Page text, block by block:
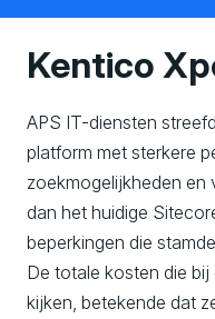
Kentico
APS IT-diensten
platform met sterkere
zoekmogelijkheden en
dan het huidige
beperkingen die
De totale kosten die
kijken, betekende dat